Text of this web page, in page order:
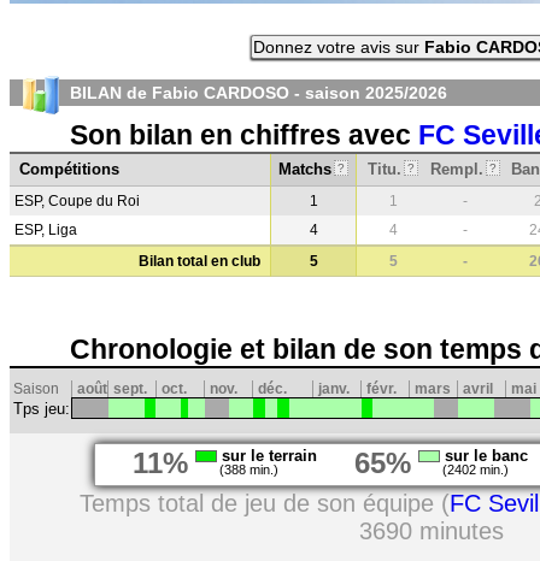
Donnez votre avis sur Fabio
BILAN de Fabio CARDOSO - saison 2025/2026
Son bilan en chiffres avec FC
Compétitions Matchs ? Titu. ? Rempl. ?
ESP, Coupe du Roi 1 1 -
ESP, Liga
4 4 -
Bilan total en club
5 5 -
Chronologie et bilan de son temps
Saison août sept. oct. nov. déc. janv. févr. mars avril mai
Tps jeu:
11% sur le terrain
(388 min.) 65% sur le banc
(2402 min.)
Temps total de jeu de son équipe (FC
3690 minutes